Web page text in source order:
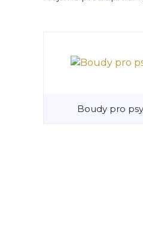
Boudy pro psy